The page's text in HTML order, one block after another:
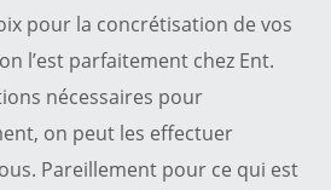
pour la concrétisation de vos
l’est parfaitement chez Ent.
nécessaires pour
on peut les effectuer
Pareillement pour ce qui est